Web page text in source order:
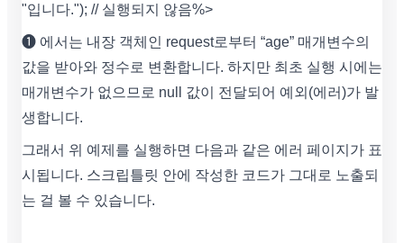
"입니다."); // 실행되지 않음 %>
❶ 에서는 내장 객체인 request로부터 “age” 매개변수의
값을 받아와 정수로 변환합니다. 하지만 최초 실행 시에는
매개변수가 없으므로 null 값이 전달되어 예외(에러)가 발
생합니다.
그래서 위 예제를 실행하면 다음과 같은 에러 페이지가 표
시됩니다. 스크립틀릿 안에 작성한 코드가 그대로 노출되
는 걸 볼 수 있습니다.